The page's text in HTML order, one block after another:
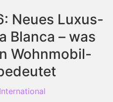
Neues Luxus-
Blanca – was
Wohnmobil-
International